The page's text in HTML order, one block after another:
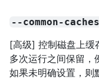
--common-
[高级] 控制磁盘上缓
多次运行之间保留，
如果未明确设置，则